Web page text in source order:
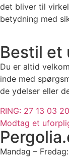
det bliver til
betydning med
Bestil et
Du er altid
inde med
de ydelser eller
RING: 27 13 03 20
Modtag et
Mandag –